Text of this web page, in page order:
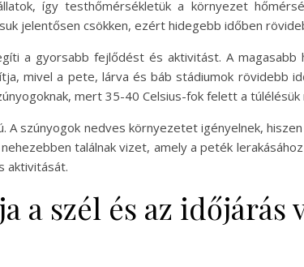
így testhőmérsékletük a környezet
jelentősen csökken, ezért hidegebb időben
a gyorsabb fejlődést és aktivitást. A
mivel a pete, lárva és báb stádiumok rövidebb
mert 35-40 Celsius-fok felett a
szúnyogok nedves környezetet igényelnek,
találnak vizet, amely a peték
aktivitását.
a szél és az időjárás